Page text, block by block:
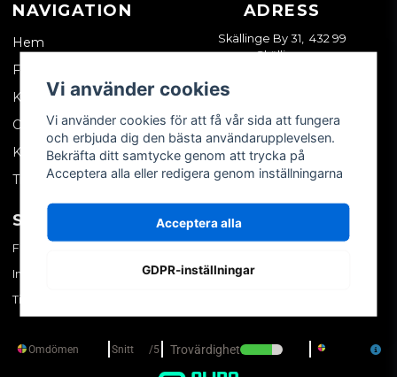
NAVIGATION
Hem
Företagskund
Kontakta oss
Om oss
Köpvillkor
Tips & trix
ADRESS
Skällinge By 31, 432 99
Skällinge
SOCIALA MEDIER
Facebook
Instagram
TikTok
MITT KONTO
Skapa konto
Vi använder cookies
Vi använder cookies för att få vår sida att fungera
och erbjuda dig den bästa användarupplevelsen.
Bekräfta ditt samtycke genom att trycka på
Acceptera alla eller redigera genom inställningarna
Acceptera alla
GDPR-inställningar